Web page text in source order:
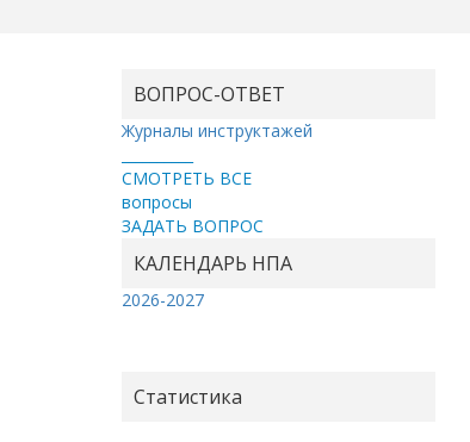
ВОПРОС-ОТВЕТ
Журналы инструктажей
СМОТРЕТЬ ВСЕ
вопросы
ЗАДАТЬ ВОПРОС
КАЛЕНДАРЬ НПА
2026-2027
Статистика